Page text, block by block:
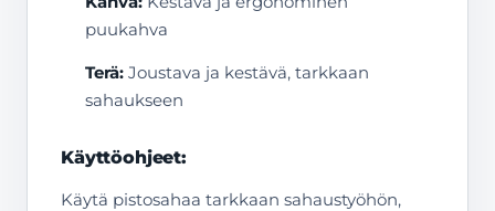
puukahva
Terä: Joustava ja kestävä, tarkkaan
sahaukseen
Käyttöohjeet:
Käytä pistosahaa tarkkaan sahaustyöhön,